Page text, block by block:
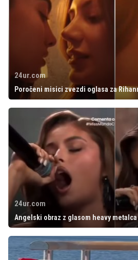
24ur.com
Poročeni misici zvezdi oglasa za
24ur.com
Angelski obraz z glasom heavy metalca